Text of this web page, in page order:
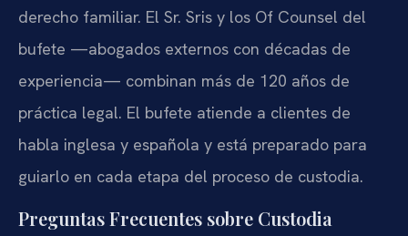
derecho familiar. El Sr. Sris y los Of Counsel del
bufete —abogados externos con décadas de
experiencia— combinan más de 120 años de
práctica legal. El bufete atiende a clientes de
habla inglesa y española y está preparado para
guiarlo en cada etapa del proceso de custodia.
Preguntas Frecuentes sobre Custodia